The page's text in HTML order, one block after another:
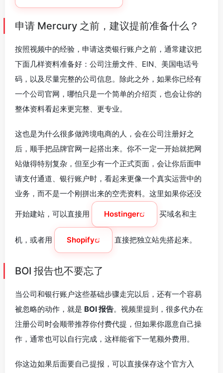
申请 Mercury 之前，建议提前准备什么？
按照视频中的经验，申请这类银行账户之前，通常建议把
下面几样资料准备好：公司注册文件、EIN、美国电话号
码，以及尽量完整的公司信息。除此之外，如果你已经有
一个公司官网，哪怕只是一个简单的介绍页，也会让你的
整体资料看起来更完整、更专业。
这也是为什么很多做跨境电商的人，会在公司注册好之
后，顺手把品牌官网一起搭出来。你不一定一开始就把网
站做得特别复杂，但至少有一个正式页面，会让你后面申
请支付通道、银行账户时，看起来更像一个真实运营中的
业务，而不是一个刚拼出来的空壳资料。这里如果你还没
开始建站，可以直接用 Hostinger 买域名和主
机，或者用 Shopify 直接把独立站先搭起来。
BOI 报告也不要忘了
当公司和银行账户这些基础步骤走完以后，还有一个容易
被忽略的动作，就是 BOI 报告。视频里提到，很多代办在
注册公司时会顺带推荐你付费代提，但如果你愿意自己操
作，通常也可以自行完成，这样能省下一笔额外费用。
你这边如果后面要自己提报，可以直接保存这个官方入